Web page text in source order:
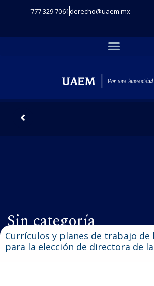
777 329 7061derecho@uaem.mx
Sin categoría
Currículos y planes de trabajo de
para la elección de directora de la